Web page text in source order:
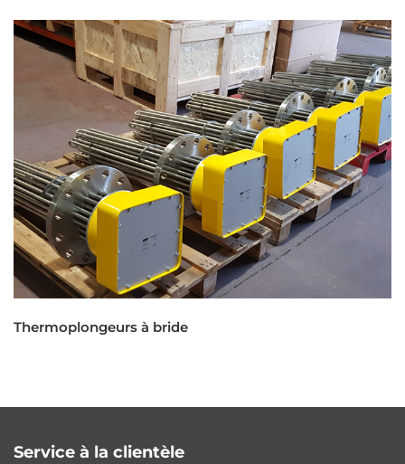
Thermoplongeurs à bride
Service à la clientèle